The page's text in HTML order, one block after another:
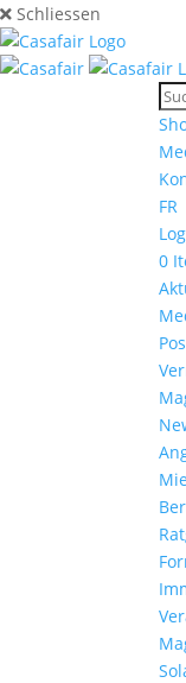
Schliessen
FR
0